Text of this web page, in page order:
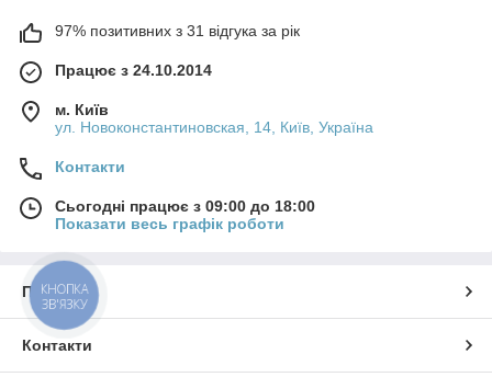
97% позитивних з 31 відгука за рік
Працює з 24.10.2014
м. Київ
ул. Новоконстантиновская, 14, Київ, Україна
Контакти
Сьогодні працює з 09:00 до 18:00
Показати весь графік роботи
Про нас
Контакти
КНОПКА
ЗВ'ЯЗКУ